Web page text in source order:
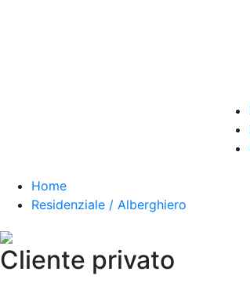
Home
Residenziale / Alberghiero
Cliente privato